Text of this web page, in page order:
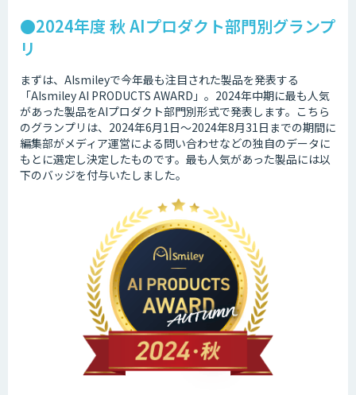
●2024年度 秋 AIプロダクト部門別グランプ
リ
まずは、AIsmileyで今年最も注目された製品を発表する
「AIsmiley AI PRODUCTS AWARD」。2024年中期に最も人気
があった製品をAIプロダクト部門別形式で発表します。こちら
のグランプリは、2024年6月1日～2024年8月31日までの期間に
編集部がメディア運営による問い合わせなどの独自のデータに
もとに選定し決定したものです。最も人気があった製品には以
下のバッジを付与いたしました。